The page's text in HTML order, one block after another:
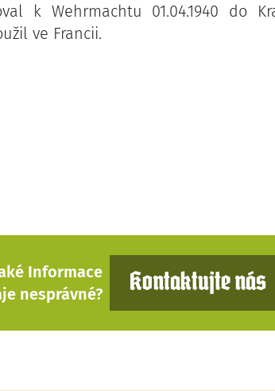
k Wehrmachtu 01.04.1940 do
ve Francii.
Informace
nesprávné?
Kontaktujte nás